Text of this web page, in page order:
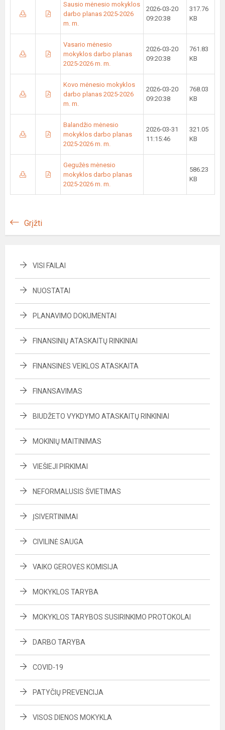
Sausio mėnesio mokyklos
darbo planas 2025-2026
m. m.
2026-03-20
09:20:38
317.76
KB
Vasario mėnesio
mokyklos darbo planas
2025-2026 m. m.
2026-03-20
09:20:38
761.83
KB
Kovo mėnesio mokyklos
darbo planas 2025-2026
m. m.
2026-03-20
09:20:38
768.03
KB
Balandžio mėnesio
mokyklos darbo planas
2025-2026 m. m.
2026-03-31
11:15:46
321.05
KB
Gegužės mėnesio
mokyklos darbo planas
2025-2026 m. m.
586.23
KB
Grįžti
VISI FAILAI
NUOSTATAI
PLANAVIMO DOKUMENTAI
FINANSINIŲ ATASKAITŲ RINKINIAI
FINANSINĖS VEIKLOS ATASKAITA
FINANSAVIMAS
BIUDŽETO VYKDYMO ATASKAITŲ RINKINIAI
MOKINIŲ MAITINIMAS
VIEŠIEJI PIRKIMAI
NEFORMALUSIS ŠVIETIMAS
ĮSIVERTINIMAI
CIVILINĖ SAUGA
VAIKO GEROVĖS KOMISIJA
MOKYKLOS TARYBA
MOKYKLOS TARYBOS SUSIRINKIMO PROTOKOLAI
DARBO TARYBA
COVID-19
PATYČIŲ PREVENCIJA
VISOS DIENOS MOKYKLA